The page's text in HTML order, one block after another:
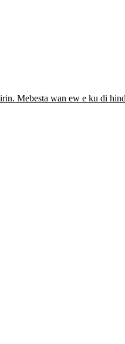
Mebesta wan ew e ku di